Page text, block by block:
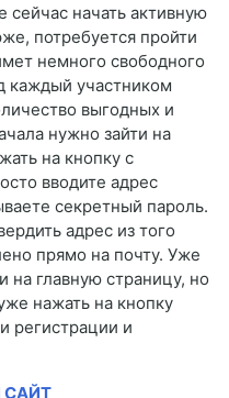
сейчас начать активную
потребуется пройти
немного свободного
каждый участником
выгодных и
нужно зайти на
на кнопку с
вводите адрес
секретный пароль.
адрес из того
прямо на почту. Уже
на главную страницу, но
нажать на кнопку
регистрации и
САЙТ